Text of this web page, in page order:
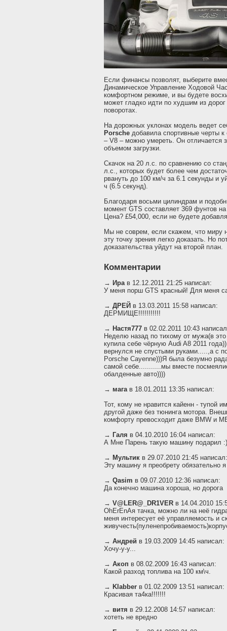
Если финансы позволят, выберите
Динамическое Управление Ходовой
комфортном режиме, и вы будете
может гладко идти по худшим из дорог
поворотах.
На дорожных уклонах модель ведет
Porsche добавила спортивные черты
– V8 – можно умереть. Он отличается
объемом загрузки.
Скачок на 20 л.с. по сравнению со
л.с., которых будет более чем
рвануть до 100 км/ч за 6.1 секунды и
ч (6.5 секунд).
Благодаря восьми цилиндрам и
момент GTS составляет 369 фунтов
Цена? £54,000, если не будете
Мы не соврем, если скажем, что миру
эту точку зрения легко доказать. Но
доказательства уйдут на второй план.
Комментарии
→ Ирав 12.12.2011 21:25 написал:
У меня порш GTS красный! Для меня
→ ДРЕЙ в 13.03.2011 15:58 написал:
ДЕРМИЩЕ!!!!!!!!!!!
→ Настя777 в 02.02.2011 10:43
Неделю назад по тихому от мужа(в
купила себе чёрную Audi A8 2011
вернулся не спустыми руками.....,а с
Porsche Cayenne)))Я была безумно
самой себе...........мы вместе
обалденные авто))))
→ магав 18.01.2011 13:35 написал:
Тот, кому не нравится кайенн - тупой
другой даже без тюнинга мотора.
комфорту превосходит даже BMW и
→ Галя в 04.10.2010 16:04 написал:
А Мне Парень такую машину подарил :)
→ Мультик в 29.07.2010 21:45 написал:
Эту машину я преобрету
→ Qasim в 09.07.2010 12:36 написал:
Да конечно машина хороша, но дорога
→ V@LER@_DR1VER в 14.04.2010
OhErEnAя тачка, можно ли на неё
меня интересует её управляемость и
→ Андрей в 19.03.2009 14:45 написал:
Хочу-у-у...
→ Акоп в 08.02.2009 16:43 написал:
Какой разход топлива на 100 км\ч.
→ Klabber в 01.02.2009 13:51 написал:
Красивая та4ка!!!!!!!
→ витя в 29.12.2008 14:57 написал:
хотеть не вредно